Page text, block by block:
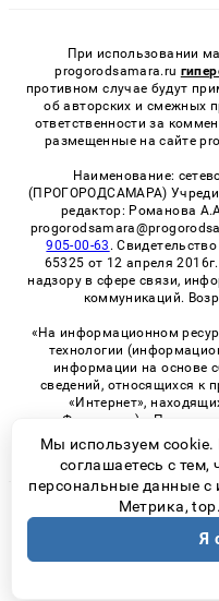
При использовании
progorodsamara.ru
противном случае будут
об авторских и смежных
ответственности за
размещенные на сайте
Наименование:
(ПРОГОРОДСАМАРА)
редактор: Романова
905-00-63 .
65325 от 12 апреля
надзору в сфере связи,
коммуникаций.
«На информационном
технологии
информации на основе
сведений, относящихся к
«Интернет»,
Федерации)». Правила
технологий в виджетах
© 2026
Возрастная
Политика
Мы используем
соглашаетесь с
персональные данные с
Метрика,
Я